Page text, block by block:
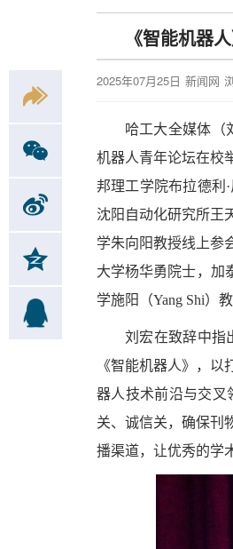
《智能机器
2025年07月25日 新闻网
哈工大全媒体（
机器人青年论坛在校
邦理工学院布拉德利
沈阳自动化研究所王
学朱向阳教授线上参
大学杨华勇院士，加
学施阳（Yang Shi）
刘宏在致辞中指
《智能机器人》，
器人技术前沿与交叉
关、诚信关，确保刊
播渠道，让优秀的学